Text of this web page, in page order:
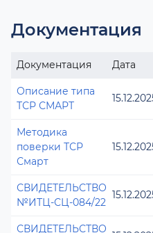
Документация
Документация Дата
Описание типа
ТСР СМАРТ
Методика
поверки ТСР
Смарт
СВИДЕТЕЛЬСТВО
№ИТЦ-СЦ-084/22
СВИДЕТЕЛЬСТВО